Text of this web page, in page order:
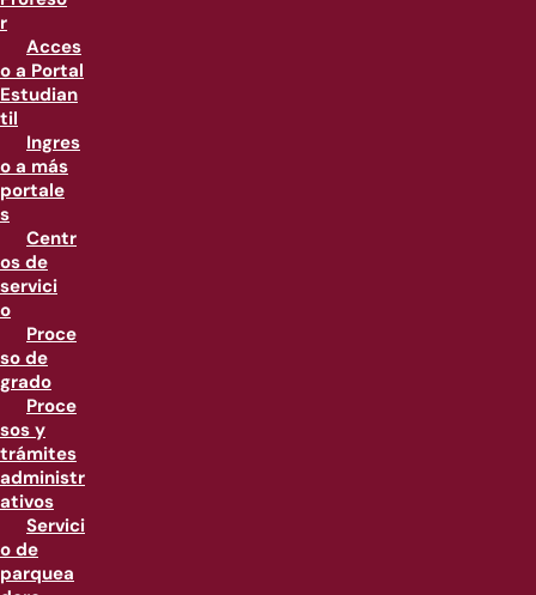
r
Acces
o a Portal
Estudian
til
Ingres
o a más
portale
s
Centr
os de
servici
o
Proce
so de
grado
Proce
sos y
trámites
administr
ativos
Servici
o de
parquea